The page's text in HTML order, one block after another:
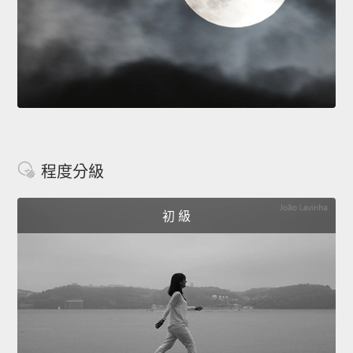
程度分級
初 級